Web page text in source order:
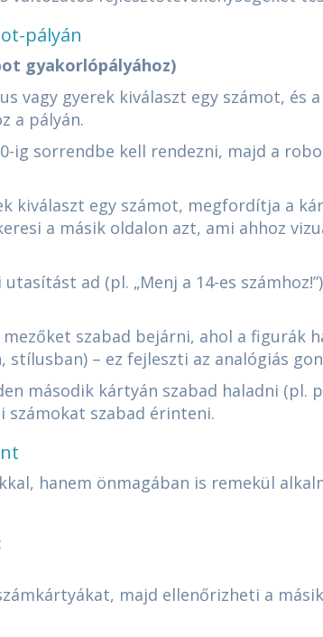
pályán
gyakorlópályához)
vagy gyerek kiválaszt egy számot, és
a pályán.
ig sorrendbe kell rendezni, majd a
kiválaszt egy számot, megfordítja a
a másik oldalon azt, ami ahhoz
ad (pl. „Menj a 14-es
mezőket szabad bejárni, ahol a figurák
– ez fejleszti az analógiás
második kártyán szabad haladni (pl.
számokat szabad érinteni.
hanem önmagában is remekül
majd ellenőrizheti a